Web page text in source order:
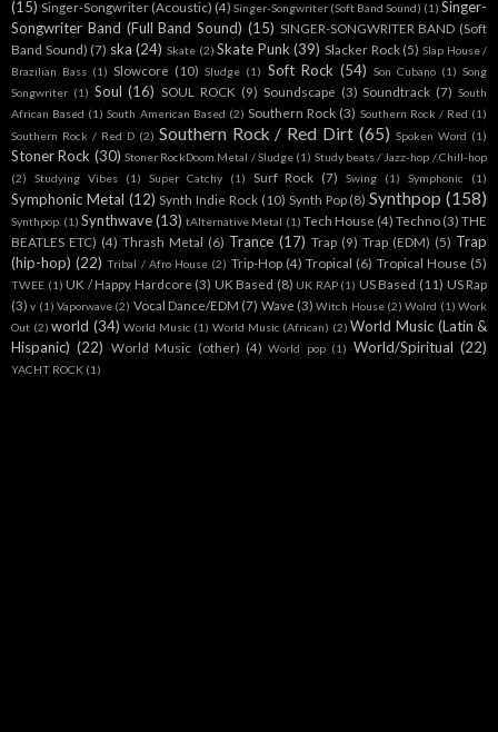
(15) Singer-Songwriter (Acoustic) (4) Singer-Songwriter (Soft Band Sound) (1) Singer-
Songwriter Band (Full Band Sound) (15) SINGER-SONGWRITER BAND (Soft
Band Sound) (7) ska (24) Skate (2) Skate Punk (39) Slacker Rock (5) Slap House /
Brazilian Bass (1) Slowcore (10) Sludge (1) Soft Rock (54) Son Cubano (1) Song
Songwriter (1) Soul (16) SOUL ROCK (9) Soundscape (3) Soundtrack (7) South
African Based (1) South American Based (2) Southern Rock (3) Southern Rock / Red (1)
Southern Rock / Red D (2) Southern Rock / Red Dirt (65) Spoken Word (1)
Stoner Rock (30) Stoner RockDoom Metal / Sludge (1) Study beats / Jazz-hop / Chill-hop
(2)
Studying Vibes (1) Super Catchy (1) Surf Rock (7) Swing (1) Symphonic (1)
Symphonic Metal (12) Synth Indie Rock (10) Synth Pop (8) Synthpop (158)
Synthpop. (1) Synthwave (13) tAlternative Metal (1) Tech House (4) Techno (3) THE
BEATLES ETC) (4) Thrash Metal (6) Trance (17) Trap (9) Trap (EDM) (5) Trap
(hip-hop) (22) Tribal / Afro House (2) Trip-Hop (4) Tropical (6) Tropical House (5)
TWEE (1) UK / Happy Hardcore (3) UK Based (8) UK RAP (1) US Based (11) US Rap
(3) v (1) Vaporwave (2) Vocal Dance/EDM (7) Wave (3) Witch House (2) Wolrd (1) Work
Out (2) world (34) World Music (1) World Music (African) (2) World Music (Latin &
Hispanic) (22) World Music (other) (4) World pop (1) World/Spiritual (22)
YACHT ROCK (1)